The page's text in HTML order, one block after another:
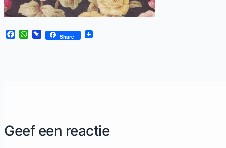
Facebook
WhatsApp
Pinboard
Share
Geef een reactie